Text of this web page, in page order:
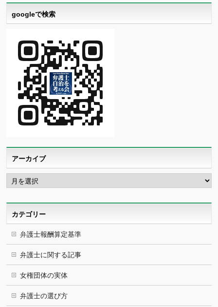
googleで検索
アーカイブ
ア
ー
カ
カテゴリー
弁護士報酬算定基準
弁護士に関する記事
女権団体の実体
弁護士の選び方